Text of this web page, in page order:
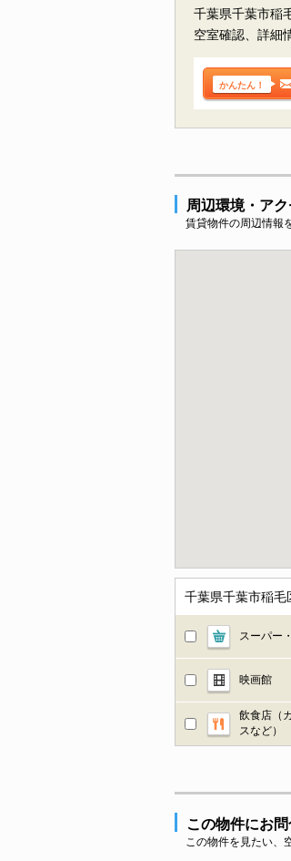
千葉県千葉市稲
空室確認、詳細
かんたん！
周辺環境・ア
賃貸物件の周辺情報
千葉県千葉市稲毛
スーパー
映画館
飲食店（
スなど）
この物件にお
この物件を見たい、